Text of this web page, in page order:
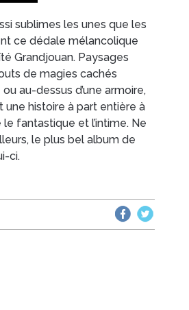
sublimes les unes que les
ce dédale mélancolique
Grandjouan. Paysages
de magies cachés
au-dessus d’une armoire,
une histoire à part entière à
fantastique et l’intime. Ne
le plus bel album de
ci.